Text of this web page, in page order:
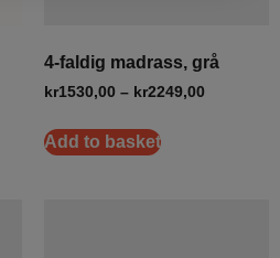
4-faldig madrass, grå
kr1530,00 – kr2249,00
Add to basket